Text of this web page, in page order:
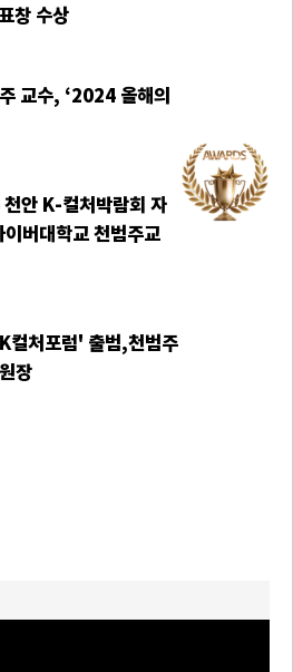
창 수상
교수, ‘2024 올해의
안 K-컬처박람회 자
버대학교 천범주교
컬처포럼' 출범,천범주
장